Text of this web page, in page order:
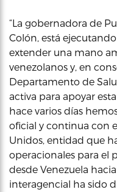
“La gobernadora de
Colón, está
extender una mano
venezolanos y, en
Departamento de
activa para apoyar
hace varios días
oficial y continua con
Unidos, entidad que
operacionales para el
desde Venezuela
interagencial ha sido